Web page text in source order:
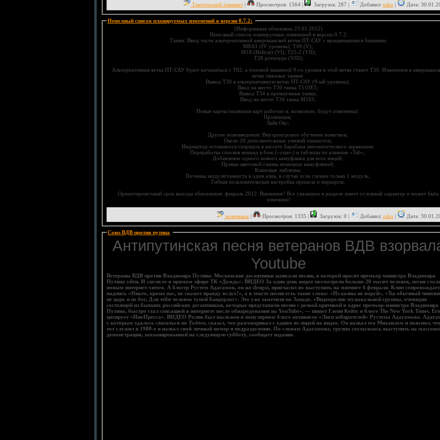
Тактический планшет| Просмотров: 1564 | Загрузок: 287 | Добавил: niko | Дата:
Неполный список планируемых изменений в версии 0.7.2:
(Информация обновлена 23.01.2012)
Неполный список планируемых изменений в версии 0.7.2:
Танки: Ввод части альтернативной американской ветки ПТ-САУ с вращающимися башнями:
M8A1 (IV уровень); T49 (V);
M18 (Hellcat) (VI); T25-2 (VII);
T28 prototype (VIII);
Альтернативная ветка ПТ-САУ будет начинаться с Т82, а топовой машиной 9-го уровня в этой ветке станет Т30. Изменения в
ветке тяжелых танков:
Вывод Т30 в альтернативную ветку ПТ-САУ (9-ый уровень);
Ввод на место Т30 танка Т110E5;
Вывод Т34 в премиумные танки;
Ввод на место Т34 танка М103;
Новые карты (названия карт рабочие и, возможно, будут изменены):
Провинция;
Лайв Окс;
Другие нововведения: Внутриигровое обучение новичков;
Около 20 дополнительных умений танкистов;
Индикатор оставшихся снарядов в кассете барабана автоматического заряжания;
Переработка списков команд в бою («уши») и таблицы по клавише «Tab»;
Добавление одного нового камуфляжа для всех наций;
Правки цветовой гаммы немецких камуфляжей;
Клановые эмблемы;
Починка модуля/танкиста в один клик, в случае если сломан только 1 модуль;
Гибкая пользовательская настройка прицела и маркеров;
Ориентировочный срок выхода обновления: февраль 2012. Внимание! Все указанное в разделе имеет условный характер и может быть
изменено!
новенькое| Просмотров: 1335 | Загрузок: 0 | Добавил: niko | Дата:
Союз ВДВ против путина
Антипутинская песня ветеранов ВДВ
Youtube
Ветераны ВДВ против Владимира Путина. Московские десантники записали песню, в которой просят премьер министра Владимира
Путина уйти. И спели ее в прямом эфире ТК «Дождь». ВИДЕО За один день видео посмотрели больше 20 тысяч человек, песня стала
новым интернет‑хитом. А блогер Рустем Адагамов, он же drugoi, пригласил их выступить на митинге 4 февраля. Клип сопровождает
надпись «Никто, кроме нас, не скажет правду вслух!», а в тексте песни есть такие слова: «Из казны не воруй», «Ты обычный
не царь и не бог, Для тебя человек тупой бандерлог». Это уже заметили на Западе. «Видеоролик музыкальной группы, очевидно
состоящей из бывших российских десантников, которые представили песню с резкой критикой в адрес премьер-министра Владимира
Путина, быстро стал сенсацией в интернете после обнародования на YouTube», — пишет Гленн Кейтс в блоге The New York Times. Его
цитирует «ИноПресса». ВИДЕО Ролик был выложен в популярном блоге активиста «Лиги избирателей» Рустема Адагамова.
с которым удалось связаться по Twitter, сказал, что разговаривал с одним из людей на видео. Он назвал его Михаилом и пояснил, что
тот служил в 1980-е и назвал свой личный номер и подразделение. По словам Адагамова, группа согласилась выступить на
демонстрации, запланированной на следующую субботу, сообщает издание.